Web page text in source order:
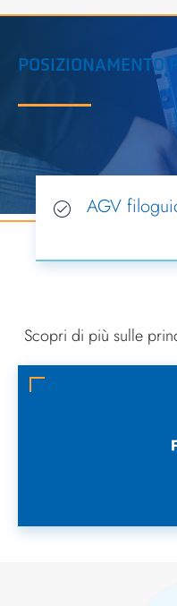
POSIZIONAMENTO
AGV
Scopri di più sulle